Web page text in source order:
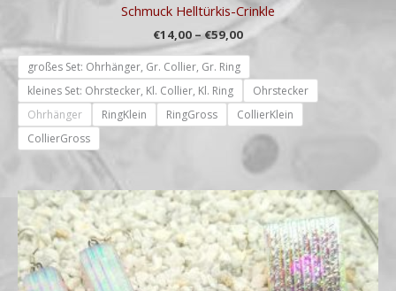
Schmuck Helltürkis-Crinkle
€14,00 –€59,00
großes Set: Ohrhänger, Gr. Collier, Gr. Ring
kleines Set: Ohrstecker, Kl. Collier, Kl. Ring
Ohrstecker
Ohrhänger
RingKlein RingGross
CollierKlein
CollierGross
Preisspanne:
€14,00
bis
€59,00